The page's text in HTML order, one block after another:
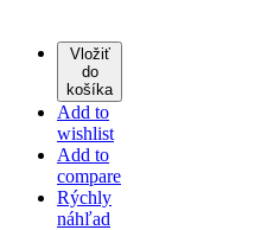
Vložiť
do
košíka
Add to
wishlist
Add to
compare
Rýchly
náhľad